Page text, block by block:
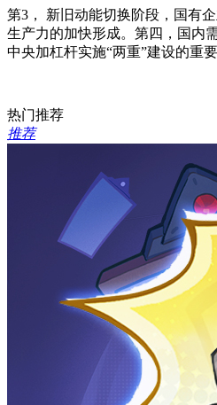
第3， 新旧动能切换阶段，国有
生产力的加快形成。第四，国内
中央加杠杆实施“两重”建设的重要
热门推荐
推荐